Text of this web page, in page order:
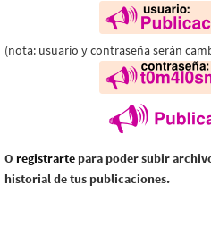
(nota: usuario y contraseña serán
O registrarte para poder subir
historial de tus publicaciones.